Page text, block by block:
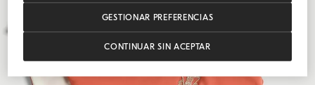
GESTIONAR PREFERENCIAS
CONTINUAR SIN ACEPTAR